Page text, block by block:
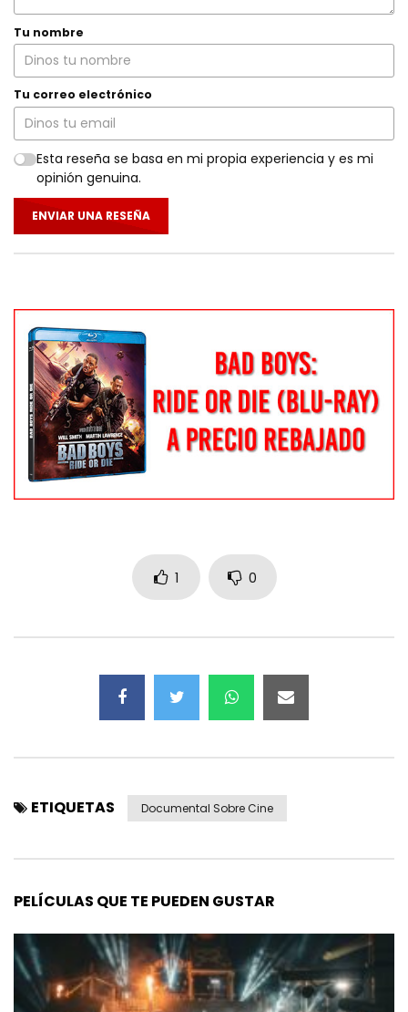
Tu nombre
Tu correo electrónico
Esta reseña se basa en mi propia experiencia y es mi
opinión genuina.
ENVIAR UNA RESEÑA
1 0
ETIQUETAS Documental Sobre Cine
PELÍCULAS QUE TE PUEDEN GUSTAR